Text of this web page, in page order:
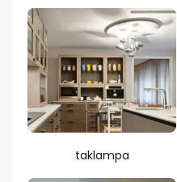
taklampa